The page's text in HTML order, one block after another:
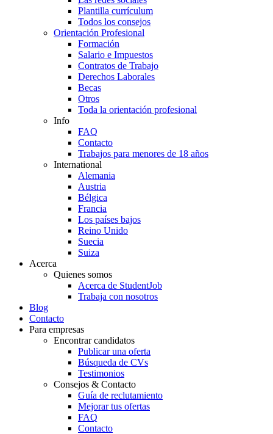
Plantilla currículum
Todos los consejos
Orientación Profesional
Formación
Salario e Impuestos
Contratos de Trabajo
Derechos Laborales
Becas
Otros
Toda la orientación profesional
Info
FAQ
Contacto
Trabajos para menores de 18 años
International
Alemania
Austria
Bélgica
Francia
Los países bajos
Reino Unido
Suecia
Suiza
Acerca
Quienes somos
Acerca de StudentJob
Trabaja con nosotros
Blog
Contacto
Para empresas
Encontrar candidatos
Publicar una oferta
Búsqueda de CVs
Testimonios
Consejos & Contacto
Guía de reclutamiento
Mejorar tus ofertas
FAQ
Contacto